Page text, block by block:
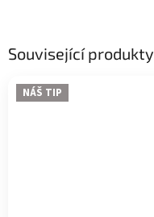
Související produkty
NÁŠ TIP